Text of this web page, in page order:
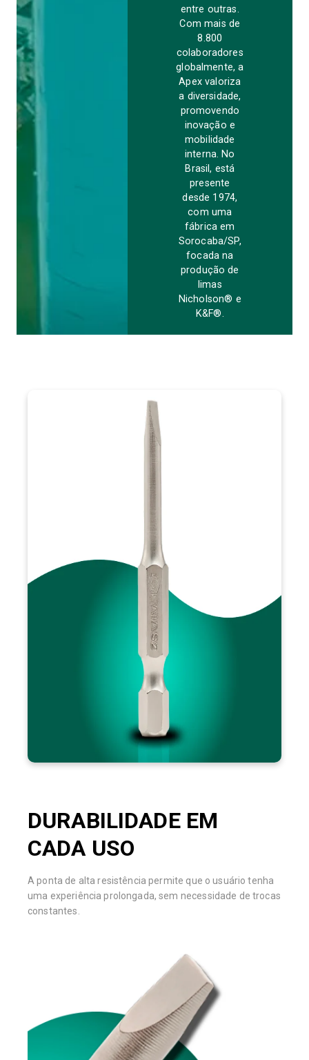
entre outras.
Com mais de
8.800
colaboradores
globalmente, a
Apex valoriza
a diversidade,
promovendo
inovação e
mobilidade
interna. No
Brasil, está
presente
desde 1974,
com uma
fábrica em
Sorocaba/SP,
focada na
produção de
limas
Nicholson® e
K&F®.
VISÃO GERAL
A ponta de bits fenda SATA é fabricada em aço S2+ de alta
qualidade, destacando-se pela resistência superior e
durabilidade. Ideal para profissionais que necessitam de
ferramentas para serviços rápidos e eficientes, ela é
indispensável para mecânicos, marceneiros e técnicos
industriais.
A principal diferença do produto é a sua resistência
prolongada e material de alta performance, garantindo um
excelente custo-benefício.
DURABILIDADE EM
CADA USO
A ponta de alta resistência permite que o usuário tenha
uma experiência prolongada, sem necessidade de trocas
constantes.